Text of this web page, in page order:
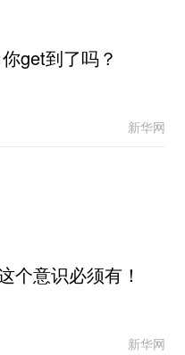
get到了吗？
新华网
个意识必须有！
新华网